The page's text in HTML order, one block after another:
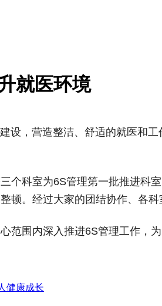
就医环境
设，营造整洁、舒适的就医和
个科室为6S管理第一批推进科
顿。经过大家的团结协作、各科
围内深入推进6S管理工作，
健康成长